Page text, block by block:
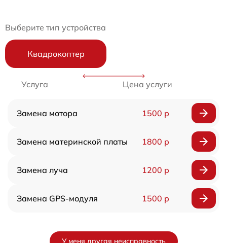
Выберите тип устройства
Квадрокоптер
Услуга Цена услуги
Замена мотора 1500 р
Замена материнской платы 1800 р
Замена луча 1200 р
Замена GPS-модуля 1500 р
У меня другая неисправность